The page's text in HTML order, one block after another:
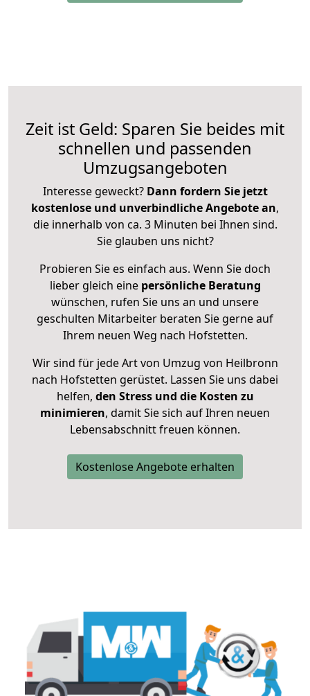
Zeit ist Geld: Sparen Sie beides mit
schnellen und passenden
Umzugsangeboten
Interesse geweckt? Dann fordern Sie jetzt
kostenlose und unverbindliche Angebote an,
die innerhalb von ca. 3 Minuten bei Ihnen sind.
Sie glauben uns nicht?
Probieren Sie es einfach aus. Wenn Sie doch
lieber gleich eine persönliche Beratung
wünschen, rufen Sie uns an und unsere
geschulten Mitarbeiter beraten Sie gerne auf
Ihrem neuen Weg nach Hofstetten.
Wir sind für jede Art von Umzug von Heilbronn
nach Hofstetten gerüstet. Lassen Sie uns dabei
helfen, den Stress und die Kosten zu
minimieren, damit Sie sich auf Ihren neuen
Lebensabschnitt freuen können.
Kostenlose Angebote erhalten